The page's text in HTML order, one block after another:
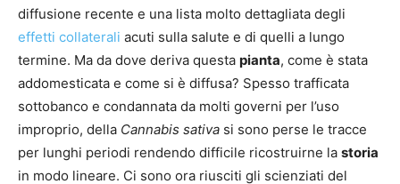
diffusione recente e una lista molto dettagliata degli
effetti collaterali acuti sulla salute e di quelli a lungo
termine. Ma da dove deriva questa pianta, come è stata
addomesticata e come si è diffusa? Spesso trafficata
sottobanco e condannata da molti governi per l’uso
improprio, della Cannabis sativa si sono perse le tracce
per lunghi periodi rendendo difficile ricostruirne la storia
in modo lineare. Ci sono ora riusciti gli scienziati del